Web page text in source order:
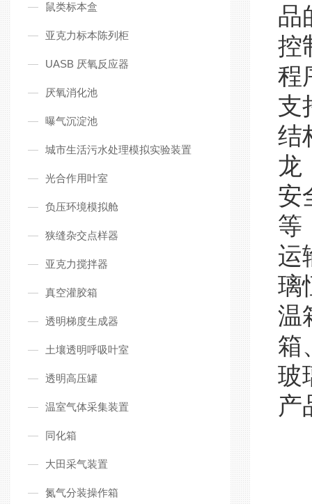
鼠类标本盒
亚克力标本陈列柜
UASB 厌氧反应器
厌氧消化池
曝气沉淀池
城市生活污水处理模拟实验装置
光合作用叶室
负压环境模拟舱
狭缝杂交点样器
亚克力搅拌器
真空灌胶箱
透明梯度生成器
土壤透明呼吸叶室
透明高压罐
温室气体采集装置
同化箱
大田采气装置
氮气分装操作箱
品
控
程
支
结
龙
安
等
运
璃
温
箱
玻
产